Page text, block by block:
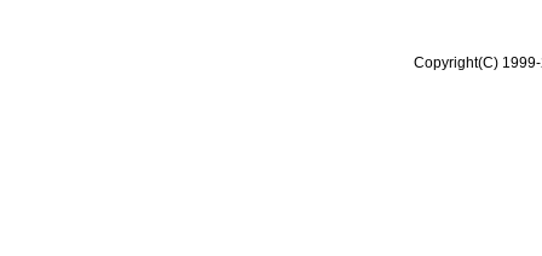
Copyright(C)